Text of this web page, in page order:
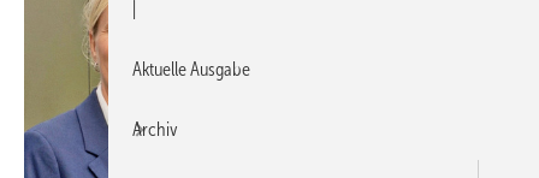
Aktuelle Ausgabe
Archiv